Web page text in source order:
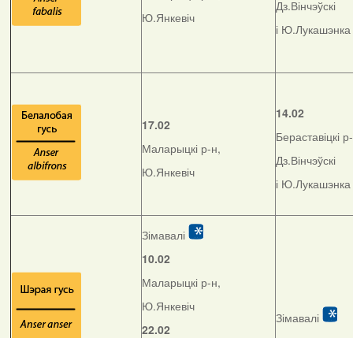
Ю.Янкевіч
Дз.Вінчэўскі
і Ю.Лукашэнка
17.02
Маларыцкі р-н,
Ю.Янкевіч
14.02
Бераставіцкі
Дз.Вінчэўскі
і Ю.Лукашэнка
Зімавалі
10.02
Маларыцкі р-н,
Ю.Янкевіч
22.02
Зімавалі